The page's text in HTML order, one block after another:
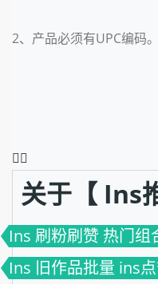
2、产品必须有UPC编码。
❤️‍🔥
关于【 Ins
Ins 刷粉刷赞 热门组
Ins 旧作品批量 ins